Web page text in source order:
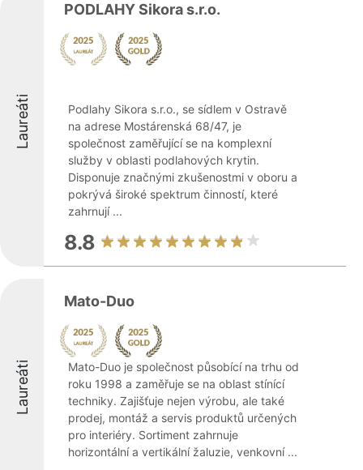
Laureáti
PODLAHY Sikora s.r.o.
Podlahy Sikora s.r.o., se sídlem v Ostravě
na adrese Mostárenská 68/47, je
společnost zaměřující se na komplexní
služby v oblasti podlahových krytin.
Disponuje značnými zkušenostmi v oboru a
pokrývá široké spektrum činností, které
zahrnují ...
8.8
Laureáti
Mato-Duo
Mato-Duo je společnost působící na trhu od
roku 1998 a zaměřuje se na oblast stínící
techniky. Zajišťuje nejen výrobu, ale také
prodej, montáž a servis produktů určených
pro interiéry. Sortiment zahrnuje
horizontální a vertikální žaluzie, venkovní ...